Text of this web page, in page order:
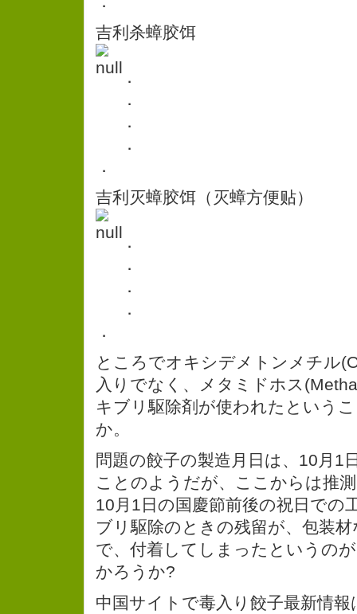
吉利杀蟑胶饵
．
．
．
．
．
吉利灭蟑胶饵（灭蟑方便贴）
．
．
．
．
．
ところでオキシデメトンメチル
入りでなく、メタミドホス
キブリ駆除剤が使われたという
か。
問題の餃子の製造月日は、10月1
ことのようだが、ここからは推
10月1日の国慶節前後の祝日での
ブリ駆除のときの残留が、包装
で、付着してしまったというの
かろうか?
中国サイトで毒入り餃子最新情報